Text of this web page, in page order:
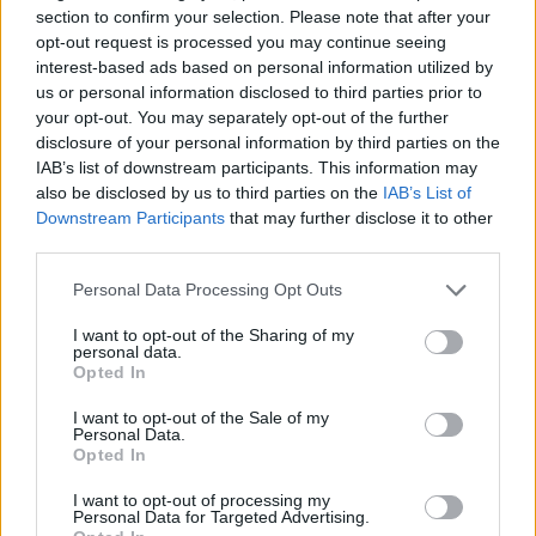
section to confirm your selection. Please note that after your
opt-out request is processed you may continue seeing
interest-based ads based on personal information utilized by
us or personal information disclosed to third parties prior to
your opt-out. You may separately opt-out of the further
disclosure of your personal information by third parties on the
IAB’s list of downstream participants. This information may
also be disclosed by us to third parties on the IAB’s List of
Downstream Participants that may further disclose it to other
Please note that this website/app uses one or more Google
not limited to your visit or usage behaviour. You may click to
grant or deny consent to Google and its third-party tags to
use your data for below specified purposes in below Google
consent section.
Personal Data Processing Opt Outs
I want to opt-out of the Sharing of my
personal data.
Opted In
I want to opt-out of the Sale of my
Personal Data.
Opted In
I want to opt-out of processing my
Personal Data for Targeted Advertising.
Κατεβάστε τη μπριζόλα από τη φωτιά και αφήστε να
ξεκουραστεί για 3 με 7 λεπτά πριν την κόψετε!
Το διαβάσαμε εδώ
Δείτε και αυτά
Εύκολες ιδέες για αρχάριους: εκλεκτικό στιλ με γήινες
αποχρώσεις στη διακόσμηση
Γέμισε με μακαρόνια το
Καλαμάρι ψητό με